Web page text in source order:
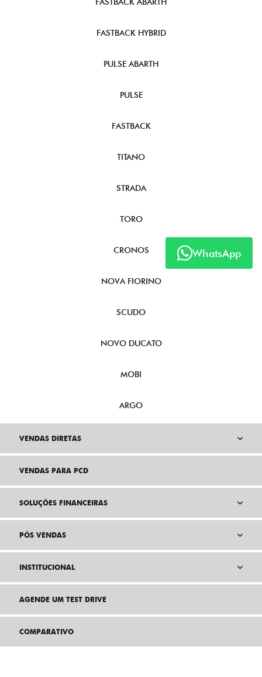
WhatsApp
FASTBACK ABARTH
FASTBACK HYBRID
PULSE ABARTH
PULSE
FASTBACK
TITANO
STRADA
TORO
CRONOS
NOVA FIORINO
SCUDO
NOVO DUCATO
MOBI
ARGO
VENDAS DIRETAS
VENDAS PARA PCD
SOLUÇÕES FINANCEIRAS
PÓS VENDAS
INSTITUCIONAL
AGENDE UM TEST DRIVE
COMPARATIVO